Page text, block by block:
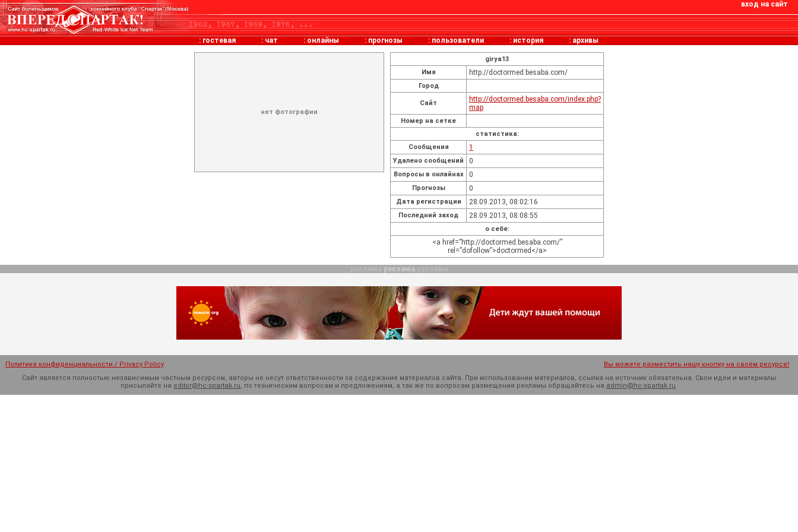
вход на сайт
: гостевая : чат : онлайны : прогнозы : пользователи : история : архивы
нет фотографии
girya13
Имя
http://doctormed.besaba.com/
Город
Сайт
http://doctormed.besaba.com/index.php?
map
Номер на сетке
статистика:
Cообщения
1
Удалено сообщений 0
Вопросы в онлайнах 0
Прогнозы 0
Дата регистрации 28.09.2013, 08:02:16
Последний заход 28.09.2013, 08:08:55
о себе:
<a href=”http://doctormed.besaba.com/”
rel=”dofollow”>doctormed</a>
реклама
Политика конфиденциальности / Privacy Policy
Вы можете разместить нашу кнопку на своём ресурсе!
Сайт является полностью независимым частным ресурсом, авторы не несут ответственности за содержание материалов сайта. При использовании материалов, ссылка на источник обязательна. Cвои идеи и материалы
присылайте на editor@hc-spartak.ru, по техническим вопросам и предложениям, а так же по вопросам размещения рекламы обращайтесь на admin@hc-spartak.ru.